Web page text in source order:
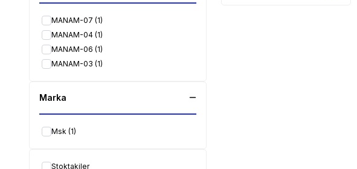
MANAM-07 (1)
MANAM-04 (1)
MANAM-06 (1)
MANAM-03 (1)
Marka
Msk (1)
Stoktakiler